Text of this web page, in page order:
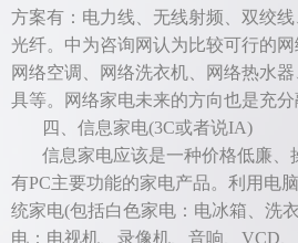
方案有：电力线、无线射频、双绞线
光纤。中为咨询网认为比较可行的网
网络空调、网络洗衣机、网络热水
具等。网络家电未来的方向也是充分
四、信息家电(3C或者说IA)
信息家电应该是一种价格低廉、
有PC主要功能的家电产品。利用电
统家电(包括白色家电：电冰箱、洗
电：电视机、录像机、音响、VCD